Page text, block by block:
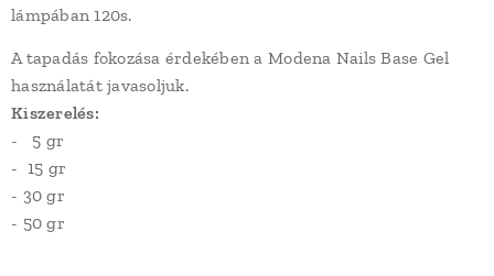
lámpában 120s.
A tapadás fokozása érdekében a Modena Nails Base Gel
használatát javasoljuk.
Kiszerelés:
- 5 gr
- 15 gr
- 30 gr
- 50 gr